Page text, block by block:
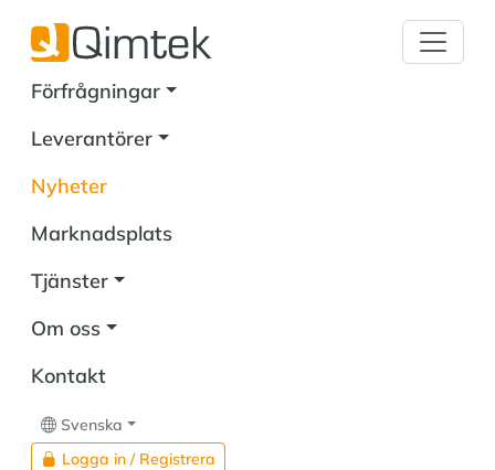
Förfrågningar
Leverantörer
Nyheter
Marknadsplats
Tjänster
Om oss
Kontakt
Svenska
Logga in / Registrera